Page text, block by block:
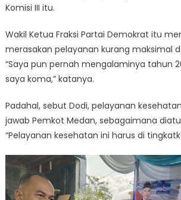
Komisi III itu.
Wakil Ketua Fraksi Partai Demokrat itu
merasakan pelayanan kurang maksimal
“Saya pun pernah mengalaminya tahun
saya koma,” katanya.
Padahal, sebut Dodi, pelayanan
jawab Pemkot Medan, sebagaimana
“Pelayanan kesehatan ini harus di